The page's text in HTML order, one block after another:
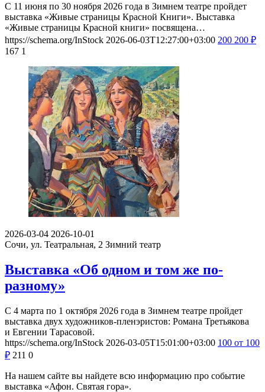
С 11 июня по 30 ноября 2026 года в Зимнем театре пройдет
выставка «Живые страницы Красной Книги». Выставка
«Живые страницы Красной книги» посвящена…
https://schema.org/InStock 2026-06-03T12:27:00+03:00 200 200 ₽
167 1
2026-03-04 2026-10-01
Сочи, ул. Театральная, 2 Зимний театр
Выставка «Об одном и том же по-
разному»
С 4 марта по 1 октября 2026 года в Зимнем театре пройдет
выставка двух художников-пленэристов: Романа Третьякова
и Евгении Тарасовой.
https://schema.org/InStock 2026-03-05T15:01:00+03:00 100 от 100
₽ 211 0
На нашем сайте вы найдете всю информацию про событие
выставка «Афон. Святая гора».